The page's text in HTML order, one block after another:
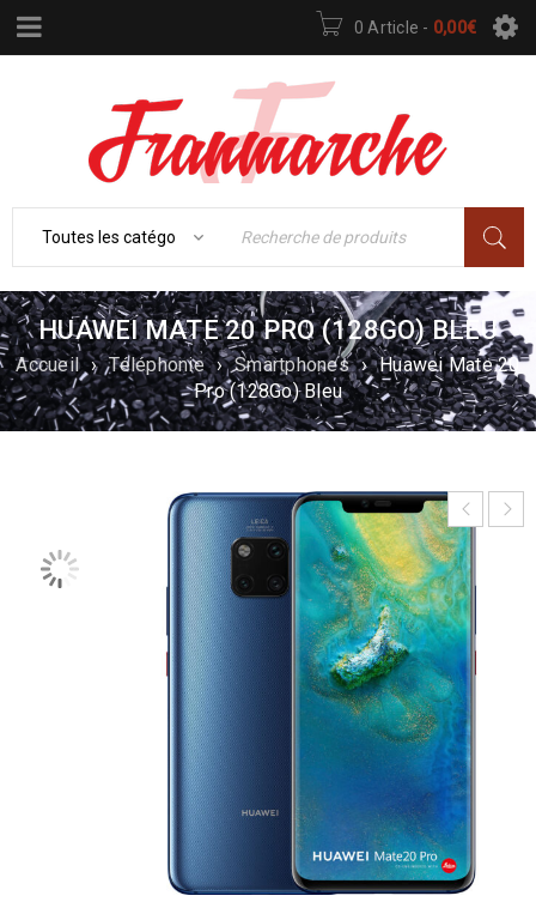
0 Article - 0,00€
HUAWEI MATE 20 PRO (128GO) BLEU
Accueil › Téléphonie › Smartphones › Huawei Mate 20
Pro (128Go) Bleu